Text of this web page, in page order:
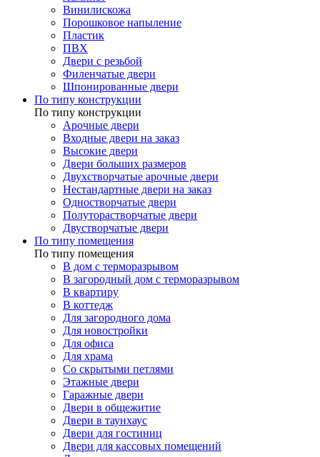
Винилискожа
Порошковое напыление
Пластик
ПВХ
Двери с резьбой
Филенчатые двери
Шпонированные двери
По типу конструкции
По типу конструкции
Арочные двери
Входные двери на заказ
Высокие двери
Двери больших размеров
Двухстворчатые арочные двери
Нестандартные двери на заказ
Одностворчатые двери
Полуторастворчатые двери
Двустворчатые двери
По типу помещения
По типу помещения
В дом с терморазрывом
В загородный дом с терморазрывом
В квартиру
В коттедж
Для загородного дома
Для новостройки
Для офиса
Для храма
Со скрытыми петлями
Этажные двери
Гаражные двери
Двери в общежитие
Двери в таунхаус
Двери для гостиниц
Двери для кассовых помещений